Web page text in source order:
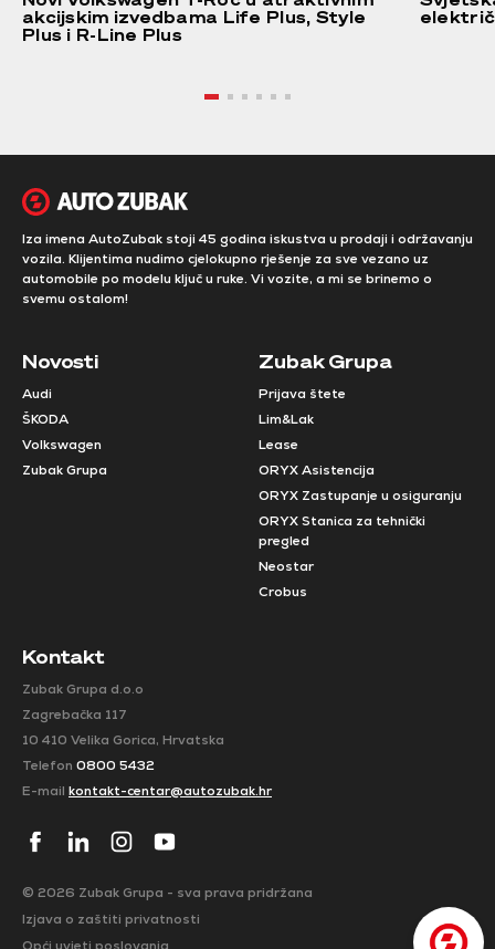
akcijskim izvedbama Life Plus, Style
Plus i R-Line Plus
Iza imena AutoZubak stoji 45 godina iskustva u prodaji i održavanju
vozila. Klijentima nudimo cjelokupno rješenje za sve vezano uz
automobile po modelu ključ u ruke. Vi vozite, a mi se brinemo o
svemu ostalom!
Novosti
Audi
ŠKODA
Volkswagen
Zubak Grupa
Zubak Grupa
Prijava štete
Lim&Lak
Lease
ORYX Asistencija
ORYX Zastupanje u osiguranju
ORYX Stanica za tehnički
pregled
Neostar
Crobus
Kontakt
Zubak Grupa d.o.o
Zagrebačka 117
10 410 Velika Gorica, Hrvatska
Telefon 0800 5432
E-mail kontakt-centar@autozubak.hr
© 2026 Zubak Grupa - sva prava pridržana
Izjava o zaštiti privatnosti